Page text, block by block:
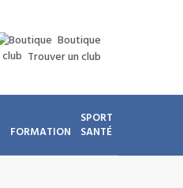
Boutique
Trouver un club
FORMATION
SPORT
SANTÉ